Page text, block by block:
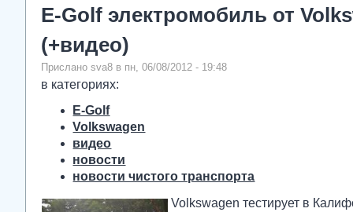
E-Golf электромобиль от
(+видео)
Прислано sva8 в пн, 06/08/2012 - 19:48
в категориях:
E-Golf
Volkswagen
видео
новости
новости чистого транспорта
Volkswagen тестирует в